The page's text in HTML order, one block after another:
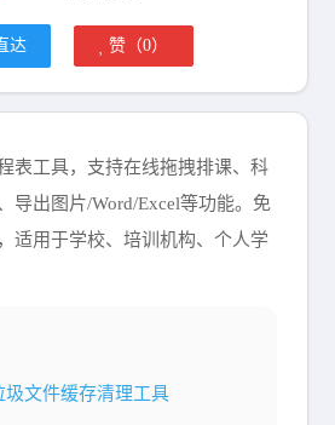
达 赞（0）
表工具，支持在线拖拽排课、科
导出图片/Word/Excel等功能。免
适用于学校、培训机构、个人学
圾文件缓存清理工具